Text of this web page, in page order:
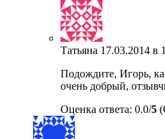
Татьяна 17.03.2014 в
Подождите, Игорь,
очень добрый,
Оценка ответа: 0.0/5